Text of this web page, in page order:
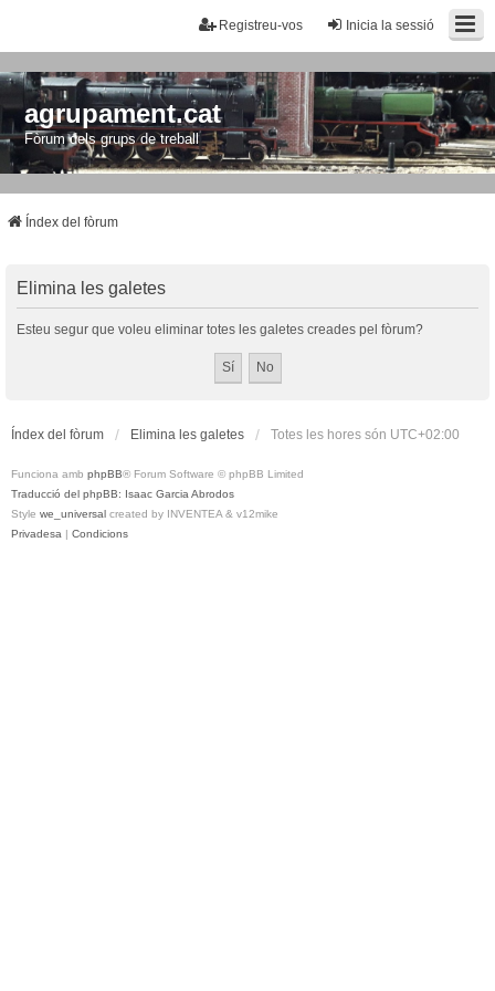
Inicia la sessió
Registreu-vos
agrupament.cat
Fòrum dels grups de treball
Índex del fòrum
Elimina les galetes
Esteu segur que voleu eliminar totes les galetes creades pel fòrum?
Índex del fòrum Elimina les galetes Totes les hores són UTC+02:00
Funciona amb phpBB® Forum Software © phpBB Limited
Traducció del phpBB: Isaac Garcia Abrodos
Style we_universal created by INVENTEA & v12mike
Privadesa | Condicions